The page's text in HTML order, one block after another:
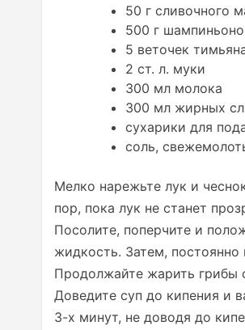
50 г сливочного
500 г
5 веточек
2 ст. л. муки
300 мл молока
300 мл жирных
сухарики для
соль,
Мелко нарежьте лук и
пор, пока лук не станет
Посолите, поперчите и
жидкость. Затем,
Продолжайте жарить грибы
Доведите суп до кипения и
3-х минут, не доводя до